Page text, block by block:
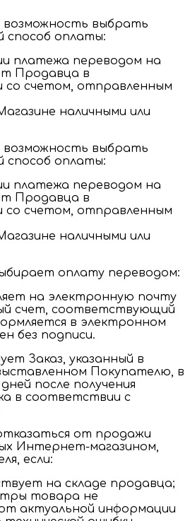
выбрать
способ оплаты:
платежа переводом на
Продавца в
со счетом, отправленным
наличными или
выбрать
способ оплаты:
платежа переводом на
Продавца в
со счетом, отправленным
наличными или
оплату переводом:
на электронную почту
счет, соответствующий
в электронном
без подписи.
Заказ, указанный в
Покупателю, в
после получения
в соответствии с
от продажи
Интернет-магазином,
если:
на складе продавца;
товара не
актуальной информации